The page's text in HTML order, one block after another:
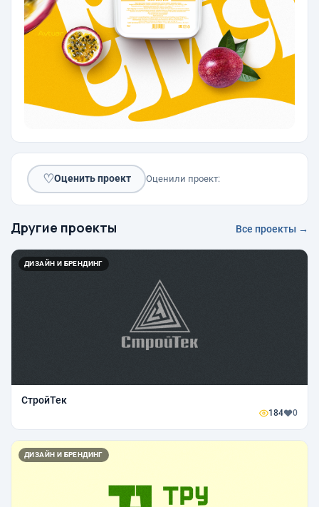
♡Оценить проект Оценили проект:
Другие проекты Все проекты →
ДИЗАЙН И БРЕНДИНГ
СтройТек
184 0
ДИЗАЙН И БРЕНДИНГ